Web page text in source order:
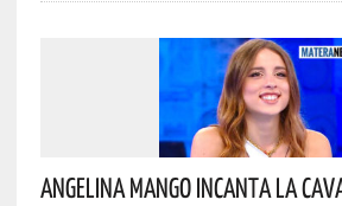
Angelina Mango Incanta La